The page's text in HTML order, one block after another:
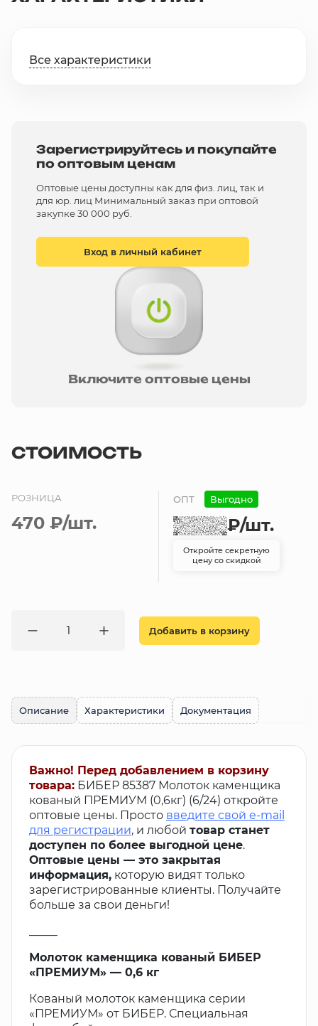
Все характеристики
Зарегистрируйтесь и покупайте
по оптовым ценам
Оптовые цены доступны как для физ. лиц, так и
для юр. лиц Минимальный заказ при оптовой
закупке 30 000 руб.
Вход в личный кабинет
Включите оптовые цены
СТОИМОСТЬ
РОЗНИЦА
470 ₽/шт.
ОПТ Выгодно
₽/шт.
Откройте секретную
цену со скидкой
Добавить в корзину
Описание Характеристики Документация
Важно! Перед добавлением в корзину
товара: БИБЕР 85387 Молоток каменщика
кованый ПРЕМИУМ (0,6кг) (6/24) откройте
оптовые цены. Просто введите свой e-mail
для регистрации, и любой товар станет
доступен по более выгодной цене.
Оптовые цены — это закрытая
информация, которую видят только
зарегистрированные клиенты. Получайте
больше за свои деньги!
Молоток каменщика кованый БИБЕР
«ПРЕМИУМ» — 0,6 кг
Кованый молоток каменщика серии
«ПРЕМИУМ» от БИБЕР. Специальная